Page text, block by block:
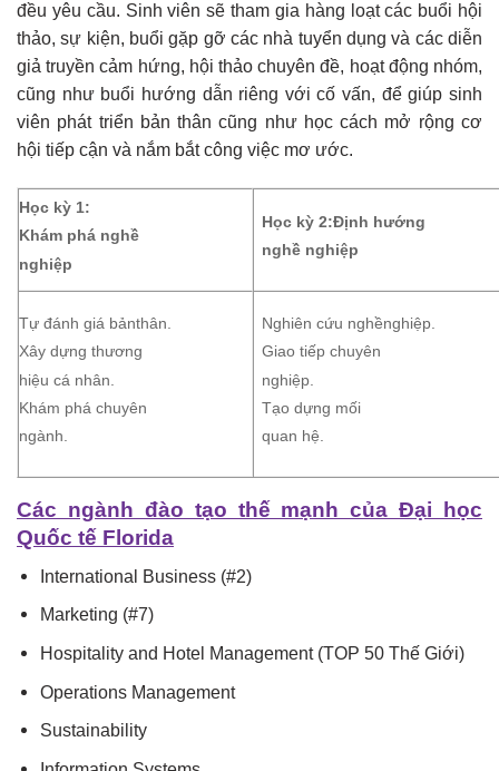
đều yêu cầu. Sinh viên sẽ tham gia hàng loạt các buổi hội
thảo, sự kiện, buổi gặp gỡ các nhà tuyển dụng và các diễn
giả truyền cảm hứng, hội thảo chuyên đề, hoạt động nhóm,
cũng như buổi hướng dẫn riêng với cố vấn, để giúp sinh
viên phát triển bản thân cũng như học cách mở rộng cơ
hội tiếp cận và nắm bắt công việc mơ ước.
Học kỳ 1:
Khám phá nghề
nghiệp
Học kỳ 2:Định hướng
nghề nghiệp
Tự đánh giá bảnthân.
Xây dựng thương
hiệu cá nhân.
Khám phá chuyên
ngành.
Nghiên cứu nghềnghiệp.
Giao tiếp chuyên
nghiệp.
Tạo dựng mối
quan hệ.
Các ngành đào tạo thế mạnh của Đại học
Quốc tế Florida
International Business (#2)
Marketing (#7)
Hospitality and Hotel Management (TOP 50 Thế Giới)
Operations Management
Sustainability